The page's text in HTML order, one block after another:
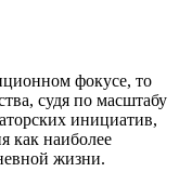
фокусе, то
судя по масштабу
инициатив,
как наиболее
жизни.